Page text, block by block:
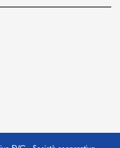
di posta elettronica)
l’app di posta elettronica)